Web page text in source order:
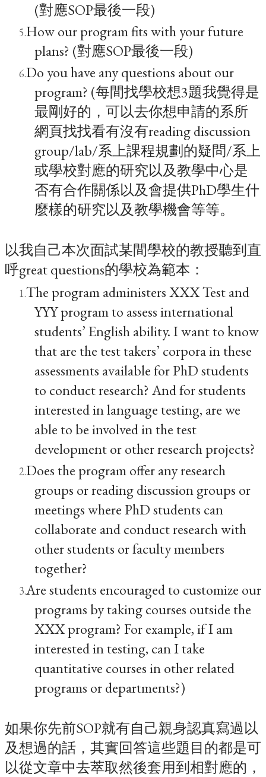
(對應SOP最後一段)
How our program fits with your future
plans? (對應SOP最後一段)
Do you have any questions about our
program? (每間找學校想3題我覺得是
最剛好的，可以去你想申請的系所
網頁找找看有沒有reading discussion
group/lab/系上課程規劃的疑問/系上
或學校對應的研究以及教學中心是
否有合作關係以及會提供PhD學生什
麼樣的研究以及教學機會等等。
以我自己本次面試某間學校的教授聽到直
呼great questions的學校為範本：
The program administers XXX Test and
YYY program to assess international
students’ English ability. I want to know
that are the test takers’ corpora in these
assessments available for PhD students
to conduct research? And for students
interested in language testing, are we
able to be involved in the test
development or other research projects?
Does the program offer any research
groups or reading discussion groups or
meetings where PhD students can
collaborate and conduct research with
other students or faculty members
together?
Are students encouraged to customize our
programs by taking courses outside the
XXX program? For example, if I am
interested in testing, can I take
quantitative courses in other related
programs or departments?)
如果你先前SOP就有自己親身認真寫過以
及想過的話，其實回答這些題目的都是可
以從文章中去萃取然後套用到相對應的，